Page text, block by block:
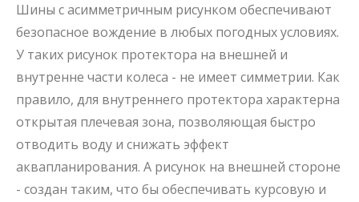
Шины с асимметричным рисунком обеспечивают
безопасное вождение в любых погодных условиях.
У таких рисунок протектора на внешней и
внутренне части колеса - не имеет симметрии. Как
правило, для внутреннего протектора характерна
открытая плечевая зона, позволяющая быстро
отводить воду и снижать эффект
аквапланирования. А рисунок на внешней стороне
- создан таким, что бы обеспечивать курсовую и